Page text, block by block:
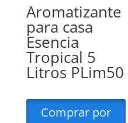
Aromatizante
para casa
Esencia
Tropical 5
Litros PLim50
Comprar por